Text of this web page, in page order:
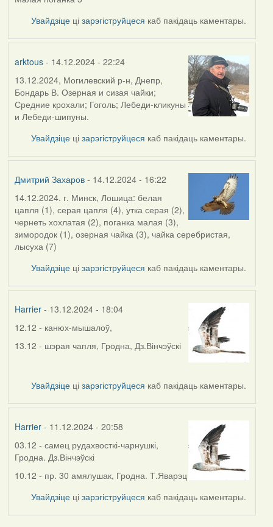
Увайдзіце цізарэгіструйцеся каб пакідаць каментары.
arktous- 14.12.2024 - 22:24
13.12.2024, Могилевский р-н, Днепр,
Бондарь В. Озерная и сизая чайки;
Средние крохали; Гоголь; Лебеди-кликуны
и Лебеди-шипуны.
Увайдзіце цізарэгіструйцеся каб пакідаць каментары.
Дмитрий Захаров- 14.12.2024 - 16:22
14.12.2024. г. Минск, Лошица: белая
цапля (1), серая цапля (4), утка серая (2),
чернеть хохлатая (2), поганка малая (3),
зимородок (1), озерная чайка (3), чайка серебристая,
лысуха (7)
Увайдзіце цізарэгіструйцеся каб пакідаць каментары.
Harrier- 13.12.2024 - 18:04
12.12 - канюх-мышалоў,
13.12 - шэрая чапля, Гродна, Дз.Вінчэўскі
Увайдзіце цізарэгіструйцеся каб пакідаць каментары.
Harrier- 11.12.2024 - 20:58
03.12 - самец рудахвосткі-чарнушкі,
Гродна. Дз.Вінчэўскі
10.12 - пр. 30 амялушак, Гродна. Т.Яварэц
Увайдзіце цізарэгіструйцеся каб пакідаць каментары.